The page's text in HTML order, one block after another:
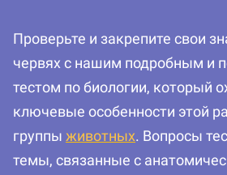
Проверьте и закрепите свои
червях с нашим подробным и
тестом по биологии, который
ключевые особенности этой
группы животных. Вопросы
темы, связанные с